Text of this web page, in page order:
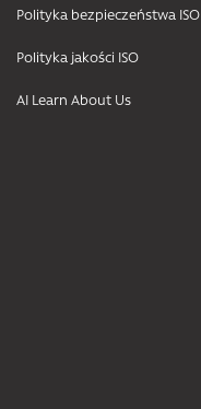
Polityka bezpieczeństwa ISO
Polityka jakości ISO
AI Learn About Us